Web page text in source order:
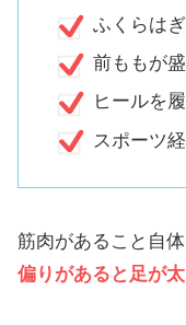
ふくらは
前ももが
ヒールを
スポーツ
筋肉があること自
偏りがあると足が